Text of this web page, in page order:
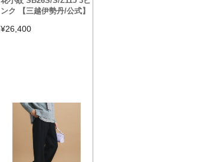
ンク 【三越伊勢丹/公式】
¥26,400